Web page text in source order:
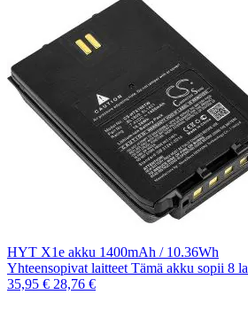
HYT X1e akku 1400mAh / 10.36Wh
Yhteensopivat laitteet Tämä akku sopii 8
35,95 € 28,76 €